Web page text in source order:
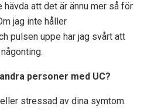
att det är ännu mer så för
jag inte håller
pulsen uppe har jag svårt att
personer med UC?
stressad av dina symtom.